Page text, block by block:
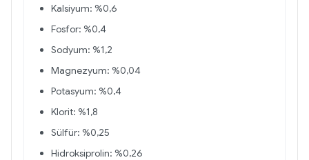
Kalsiyum: %0,6
Fosfor: %0,4
Sodyum: %1,2
Magnezyum: %0,04
Potasyum: %0,4
Klorit: %1,8
Sülfür: %0,25
Hidroksiprolin: %0,26